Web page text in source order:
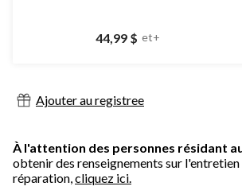
44,99 $ et+
Ajouter au registree
À l'attention des personnes résidant
obtenir des renseignements sur l'entretien
réparation,cliquez ici.